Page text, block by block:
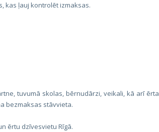
kas ļauj kontrolēt izmaksas.
tuvumā skolas, bērnudārzi, veikali, kā arī ērta
bezmaksas stāvvieta.
ērtu dzīvesvietu Rīgā.